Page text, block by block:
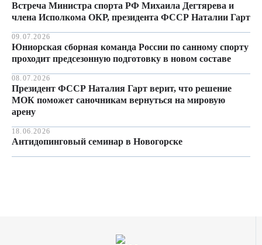
Встреча Министра спорта РФ Михаила Дегтярева и
члена Исполкома ОКР, президента ФССР Наталии Гарт
09.07.2026
Юниорская сборная команда России по санному спорту
проходит предсезонную подготовку в новом составе
08.07.2026
Президент ФССР Наталия Гарт верит, что решение
МОК поможет саночникам вернуться на мировую
арену
18.06.2026
Антидопинговый семинар в Новогорске